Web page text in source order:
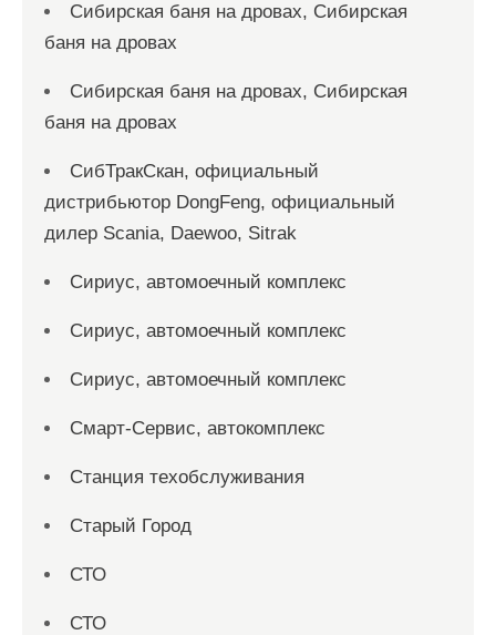
Сибирская баня на дровах, Сибирская
баня на дровах
Сибирская баня на дровах, Сибирская
баня на дровах
СибТракСкан, официальный
дистрибьютор DongFeng, официальный
дилер Scania, Daewoo, Sitrak
Сириус, автомоечный комплекс
Сириус, автомоечный комплекс
Сириус, автомоечный комплекс
Смарт-Сервис, автокомплекс
Станция техобслуживания
Старый Город
СТО
СТО